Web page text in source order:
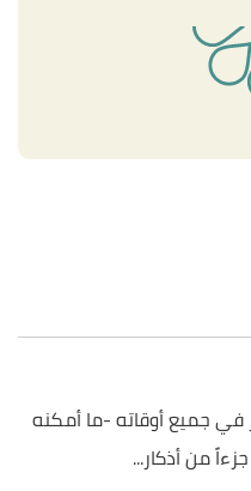
في جميع أوقاته -ما أمكنه
من أذكار...